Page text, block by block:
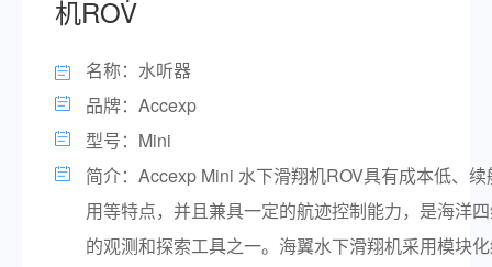
机ROV
名称：水听器
品牌：Accexp
型号：Mini
简介：Accexp Mini 水下滑翔机ROV具有成本低、
用等特点，并且兼具一定的航迹控制能力，是海洋
的观测和探索工具之一。海翼水下滑翔机采用模块